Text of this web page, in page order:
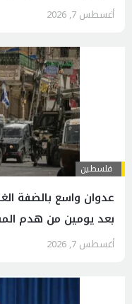
أغسطس 7, 2026
فلسطين
عدوان واسع بالضفة
بعد يومين من هدم
أغسطس 7, 2026